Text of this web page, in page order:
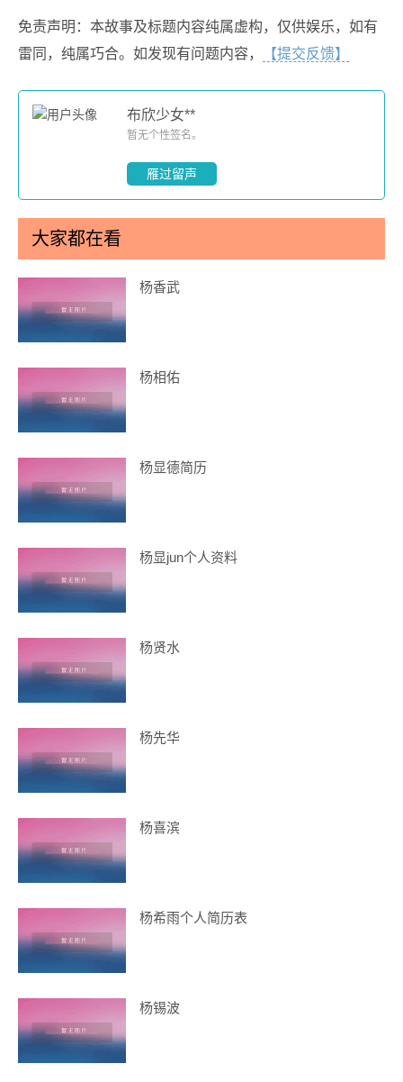
免责声明：本故事及标题内容纯属虚构，仅供娱乐，如有
雷同，纯属巧合。如发现有问题内容，
【提交反馈】
布欣少女**
暂无个性签名。
雁过留声
大家都在看
杨香武
杨相佑
杨显德简历
杨显jun个人资料
杨贤水
杨先华
杨喜滨
杨希雨个人简历表
杨锡波